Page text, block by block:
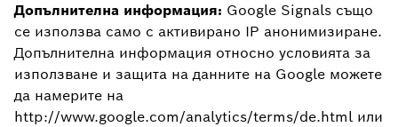
Допълнителна информация: Google Signals също
се използва само с активирано IP анонимизиране.
Допълнителна информация относно условията за
използване и защита на данните на Google можете
да намерите на
http://www.google.com/analytics/terms/de.html или